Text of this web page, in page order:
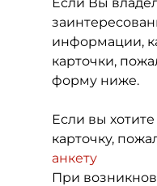
информации,
карточки,
форму ниже.
Если вы
карточку,
анкету
При